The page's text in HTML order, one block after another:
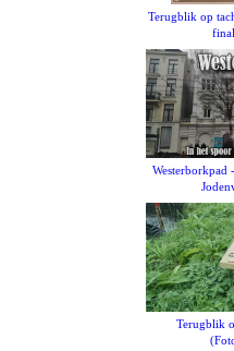
Terugblik op
Westerborkpad
Terugblik